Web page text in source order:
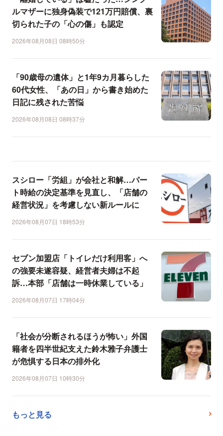
ルマザーに独身偽装で121万円賠償、裏
切られた子の「心の傷」も認定
2026年08月08日 08時50分
「90歳母の遺体」と1年9カ月暮らした
60代女性、「あの日」から書き始めた
日記に残された苦悩
2026年08月08日 08時37分
スシロー「労組」が会社と和解…パー
ト時給の決定基準を見直し、「店舗の
経営状況」を考慮しない新ルールに
2026年08月07日 18時53分
セブン加盟店「トイレだけ利用客」へ
の強要未遂容疑、経営者夫婦は不起
訴…本部「店舗は一時休業している」
2026年08月07日 17時04分
「社会が分断されるほうが怖い」外国
籍者を四半世紀支えた鈴木雅子弁護士
が危惧する日本の排外化
2026年08月07日 10時30分
もっと見る